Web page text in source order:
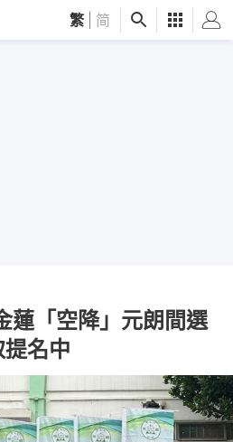
繁 简
蓮「空降」元朗間選
名中